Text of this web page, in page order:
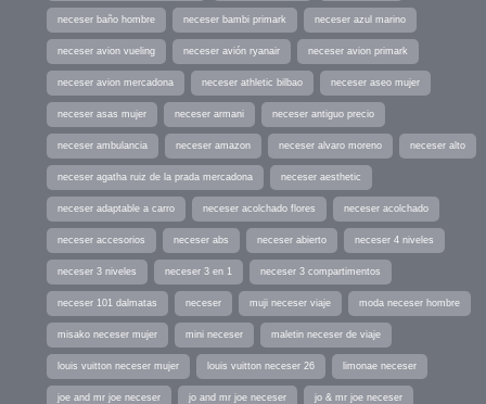
neceser baño hombre neceser bambi primark neceser azul marino
neceser avion vueling neceser avión ryanair neceser avion primark
neceser avion mercadona neceser athletic bilbao neceser aseo mujer
neceser asas mujer neceser armani neceser antiguo precio
neceser ambulancia neceser amazon neceser alvaro moreno neceser alto
neceser agatha ruiz de la prada mercadona neceser aesthetic
neceser adaptable a carro neceser acolchado flores neceser acolchado
neceser accesorios neceser abs neceser abierto neceser 4 niveles
neceser 3 niveles neceser 3 en 1 neceser 3 compartimentos
neceser 101 dalmatas neceser muji neceser viaje moda neceser hombre
misako neceser mujer mini neceser maletin neceser de viaje
louis vuitton neceser mujer louis vuitton neceser 26 limonae neceser
joe and mr joe neceser jo and mr joe neceser jo & mr joe neceser